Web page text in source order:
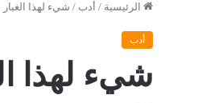
الرئيسية / أدب / شيء لهذا الغبار
أدب
شيء لهذا